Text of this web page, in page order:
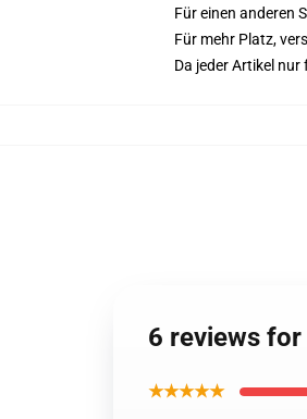
Für einen anderen
Für mehr Platz,
Da jeder Artikel
6 reviews for
★★★★★